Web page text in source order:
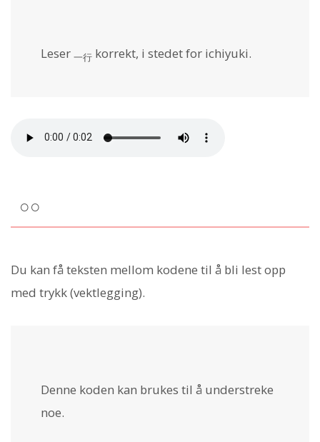
Leser 一行 korrekt, i stedet for ichiyuki.
○○
Du kan få teksten mellom kodene til å bli lest opp
med trykk (vektlegging).
Denne koden kan brukes til å understreke
noe.